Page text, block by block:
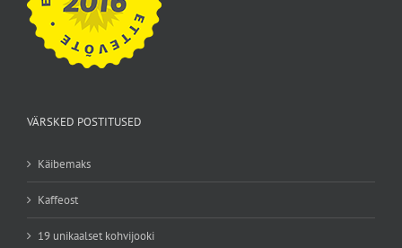
VÄRSKED POSTITUSED
Käibemaks
Kaffeost
19 unikaalset kohvijooki